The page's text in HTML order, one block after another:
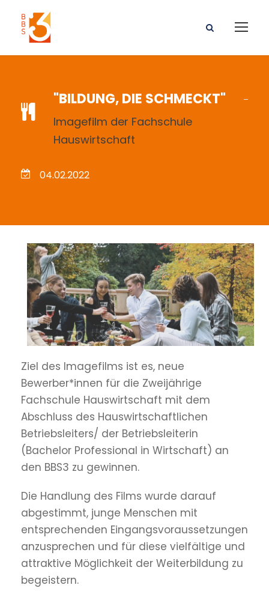
"BILDUNG, DIE SCHMECKT"
Imagefilm der Fachschule
Hauswirtschaft
04.02.2022
Ziel des Imagefilms ist es, neue
Bewerber*innen für die Zweijährige
Fachschule Hauswirtschaft mit dem
Abschluss des Hauswirtschaftlichen
Betriebsleiters/ der Betriebsleiterin
(Bachelor Professional in Wirtschaft) an
den BBS3 zu gewinnen.
Die Handlung des Films wurde darauf
abgestimmt, junge Menschen mit
entsprechenden Eingangsvoraussetzungen
anzusprechen und für diese vielfältige und
attraktive Möglichkeit der Weiterbildung zu
begeistern.